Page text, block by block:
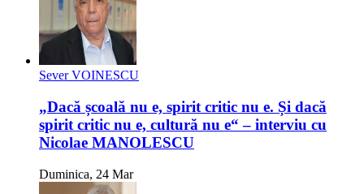
Sever VOINESCU
„Dacă școală nu e, spirit critic nu e. Și dacă
spirit critic nu e, cultură nu e“ – interviu cu
Nicolae MANOLESCU
Duminica, 24 Mar